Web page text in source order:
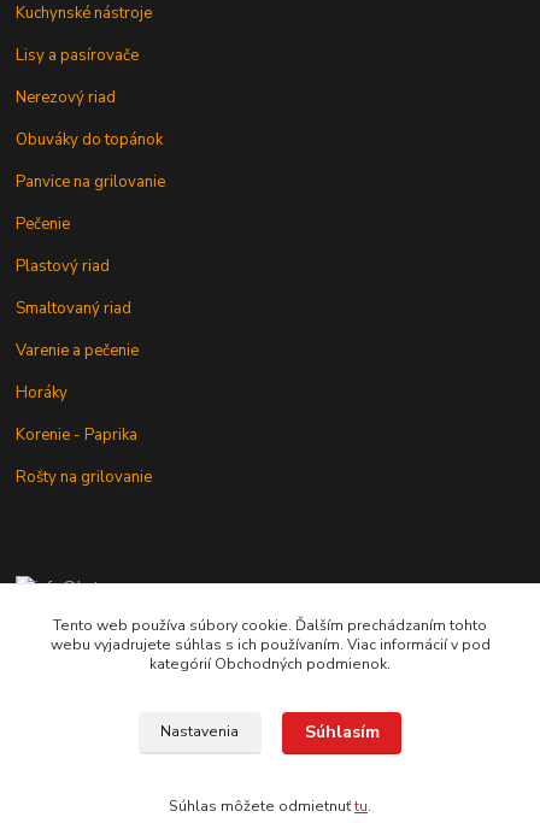
Kuchynské nástroje
Lisy a pasírovače
Nerezový riad
Obuváky do topánok
Panvice na grilovanie
Pečenie
Plastový riad
Smaltovaný riad
Varenie a pečenie
Horáky
Korenie - Paprika
Rošty na grilovanie
+421 902 212 007
od 8:00 - do 16:00 hod
Copyright © 2017-2027 MACSHOP.SK, všetky práva vyhradené..
Tento web používa súbory cookie. Ďalším prechádzaním tohto
webu vyjadrujete súhlas s ich používaním. Viac informácií v pod
kategórií Obchodných podmienok.
Nastavenia Súhlasím
Súhlas môžete odmietnuťtu.